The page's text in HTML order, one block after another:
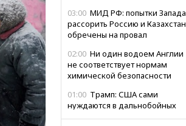
03:00 МИД РФ: попытки Запада
рассорить Россию и Казахстан
обречены на провал
02:00 Ни один водоем Англии
не соответствует нормам
химической безопасности
01:00 Трамп: США сами
нуждаются в дальнобойных